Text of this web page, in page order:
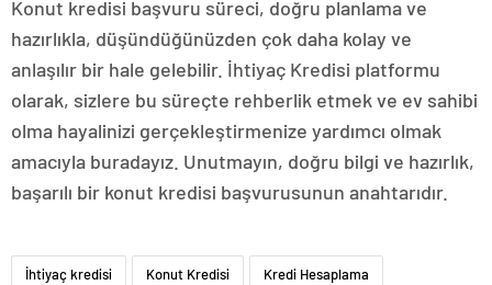
Konut kredisi başvuru süreci, doğru planlama ve
hazırlıkla, düşündüğünüzden çok daha kolay ve
anlaşılır bir hale gelebilir. İhtiyaç Kredisi platformu
olarak, sizlere bu süreçte rehberlik etmek ve ev sahibi
olma hayalinizi gerçekleştirmenize yardımcı olmak
amacıyla buradayız. Unutmayın, doğru bilgi ve hazırlık,
başarılı bir konut kredisi başvurusunun anahtarıdır.
İhtiyaç kredisi Konut Kredisi Kredi Hesaplama